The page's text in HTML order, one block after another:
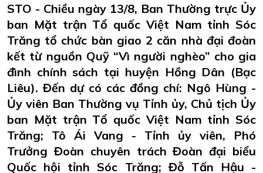
STO - Chiều ngày 13/8, Ban Thường trực Ủy
ban Mặt trận Tổ quốc Việt Nam tỉnh Sóc
Trăng tổ chức bàn giao 2 căn nhà đại đoàn
kết từ nguồn Quỹ “Vì người nghèo” cho gia
đình chính sách tại huyện Hồng Dân (Bạc
Liêu). Đến dự có các đồng chí: Ngô Hùng -
Ủy viên Ban Thường vụ Tỉnh ủy, Chủ tịch Ủy
ban Mặt trận Tổ quốc Việt Nam tỉnh Sóc
Trăng; Tô Ái Vang - Tỉnh ủy viên, Phó
Trưởng Đoàn chuyên trách Đoàn đại biểu
Quốc hội tỉnh Sóc Trăng; Đỗ Tấn Hậu -